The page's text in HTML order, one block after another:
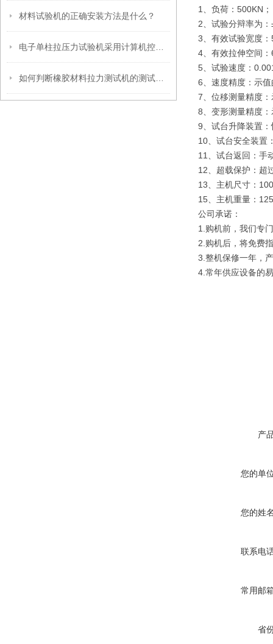
材料试验机的正确安装方法是什么？
1、负荷：500KN；
2、试验分辩率为
3、有效试验宽度
4、有效拉伸空间
5、试验速度：
6、速度精度：示
7、位移测量精度
8、变形测量精度
9、试台升降装置
10、试台安全装置
11、试台返回：手
12、超载保护：超
13、主机尺寸：
15、主机重量：
公司承诺：
1.购机前，我们专
2.购机后，将免费
3.整机保修一年，
4.常年供应设备的
产
您的单
您的姓
联系电
常用邮
省